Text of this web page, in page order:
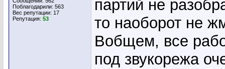
Поблагодарили: 563
Вес репутации: 17
Репутация: 53
партий не
то наоборот не
Вобщем, все
под звукорежа